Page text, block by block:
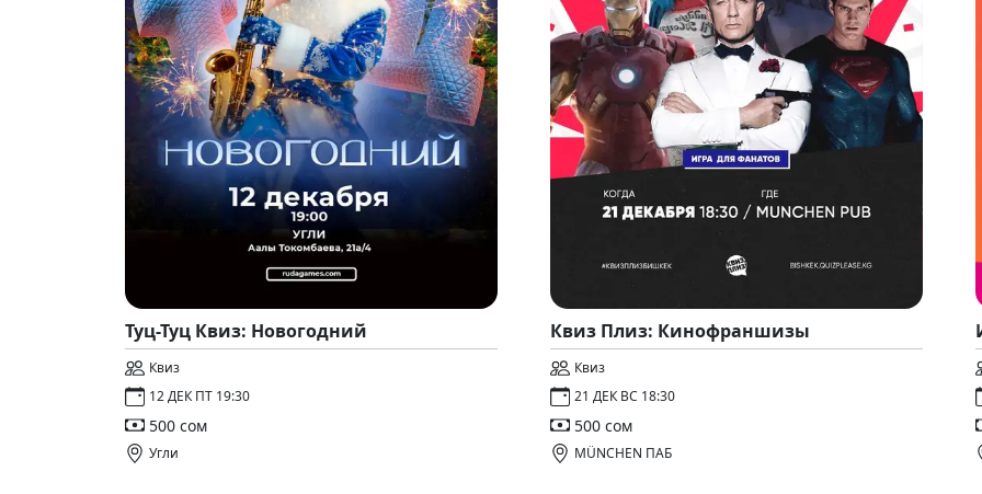
Туц-Туц Квиз: Новогодний
Квиз
12 ДЕК ПТ 19:30
500 сом
Угли
Квиз Плиз: Кинофраншизы
Квиз
21 ДЕК ВС 18:30
500 сом
MÜNCHEN ПАБ